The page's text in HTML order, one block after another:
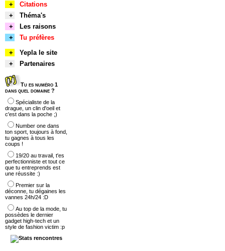
+
Citations
+
Théma's
+
Les raisons
+
Tu préfères
+
Yepla le site
+
Partenaires
Tu es numéro 1
dans quel domaine ?
Spécialiste de la
drague, un clin d'oeil et
c'est dans la poche ;)
Number one dans
ton sport, toujours à fond,
tu gagnes à tous les
coups !
19/20 au travail, t'es
perfectionniste et tout ce
que tu entreprends est
une réussite :)
Premier sur la
déconne, tu dégaines les
vannes 24h/24 :D
Au top de la mode, tu
possèdes le dernier
gadget high-tech et un
style de fashion victim :p